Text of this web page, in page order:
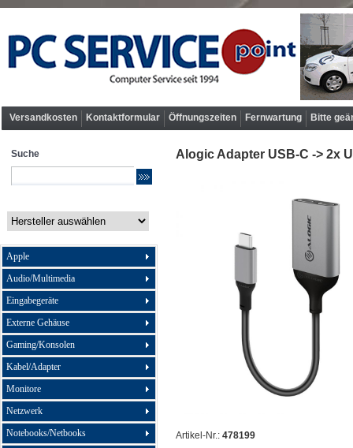
Versandkosten Kontaktformular Öffnungszeiten Fernwartung Bitte
Suche
Apple
Audio/Multimedia
Eingabegeräte
Externe Gehäuse
Gaming/Konsolen
Kabel/Adapter
Monitore
Netzwerk
Notebooks/Netbooks
Alogic Adapter USB-C -> 2x
Artikel-Nr.: 478199